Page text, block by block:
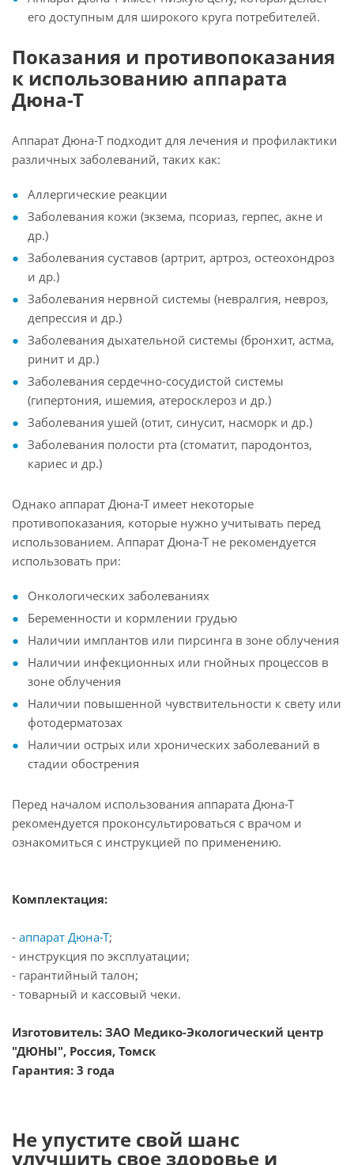
его доступным для широкого круга потребителей.
Показания и противопоказания
к использованию аппарата
Дюна-Т
Аппарат Дюна-Т подходит для лечения и профилактики
различных заболеваний, таких как:
Аллергические реакции
Заболевания кожи (экзема, псориаз, герпес, акне и
др.)
Заболевания суставов (артрит, артроз, остеохондроз
и др.)
Заболевания нервной системы (невралгия, невроз,
депрессия и др.)
Заболевания дыхательной системы (бронхит, астма,
ринит и др.)
Заболевания сердечно-сосудистой системы
(гипертония, ишемия, атеросклероз и др.)
Заболевания ушей (отит, синусит, насморк и др.)
Заболевания полости рта (стоматит, пародонтоз,
кариес и др.)
Однако аппарат Дюна-Т имеет некоторые
противопоказания, которые нужно учитывать перед
использованием. Аппарат Дюна-Т не рекомендуется
использовать при:
Онкологических заболеваниях
Беременности и кормлении грудью
Наличии имплантов или пирсинга в зоне облучения
Наличии инфекционных или гнойных процессов в
зоне облучения
Наличии повышенной чувствительности к свету или
фотодерматозах
Наличии острых или хронических заболеваний в
стадии обострения
Перед началом использования аппарата Дюна-Т
рекомендуется проконсультироваться с врачом и
ознакомиться с инструкцией по применению.
Комплектация:
- аппарат Дюна-Т;
- инструкция по эксплуатации;
- гарантийный талон;
- товарный и кассовый чеки.
Изготовитель: ЗАО Медико-Экологический центр
"ДЮНЫ", Россия, Томск
Гарантия: 3 года
Не упустите свой шанс
улучшить свое здоровье и